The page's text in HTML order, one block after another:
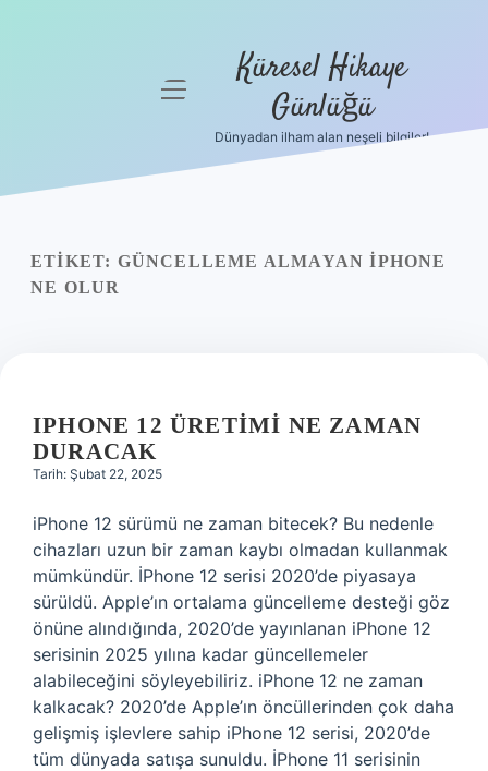
Yasal Uyarı
menüyü
Küresel Hikaye
Günlüğü
Dünyadan ilham alan neşeli bilgiler!
ETIKET: GÜNCELLEME ALMAYAN IPHONE
NE OLUR
IPHONE 12 ÜRETIMI NE ZAMAN
DURACAK
Tarih: Şubat 22, 2025
iPhone 12 sürümü ne zaman bitecek? Bu nedenle
cihazları uzun bir zaman kaybı olmadan kullanmak
mümkündür. İPhone 12 serisi 2020’de piyasaya
sürüldü. Apple’ın ortalama güncelleme desteği göz
önüne alındığında, 2020’de yayınlanan iPhone 12
serisinin 2025 yılına kadar güncellemeler
alabileceğini söyleyebiliriz. iPhone 12 ne zaman
kalkacak? 2020’de Apple’ın öncüllerinden çok daha
gelişmiş işlevlere sahip iPhone 12 serisi, 2020’de
tüm dünyada satışa sunuldu. İPhone 11 serisinin